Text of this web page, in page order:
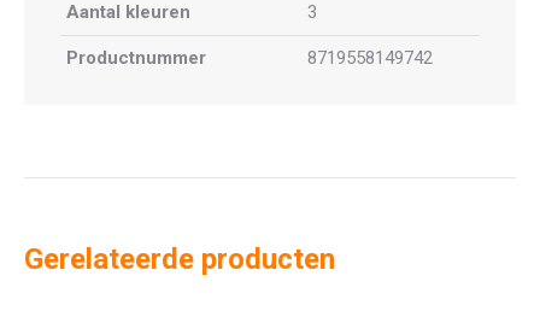
Aantal kleuren 3
Productnummer 8719558149742
Gerelateerde producten